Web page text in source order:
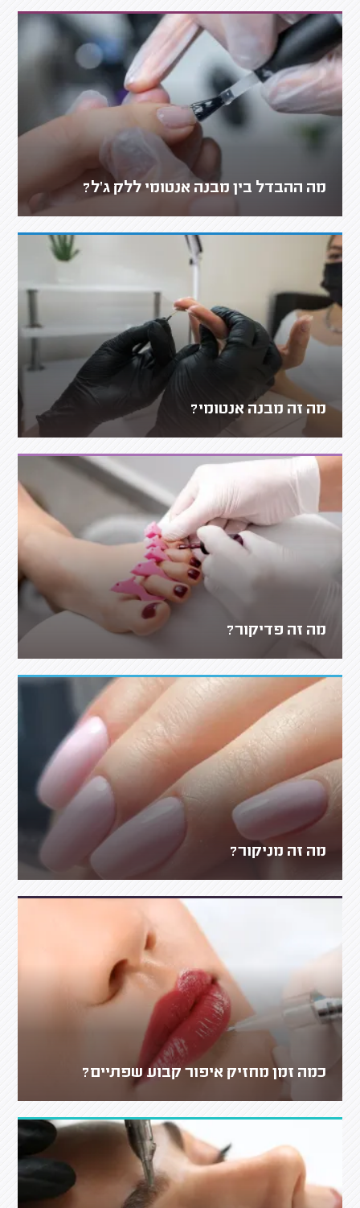
מה ההבדל בין מבנה אנטומי ללק ג'ל?
מה זה מבנה אנטומי?
מה זה פדיקור?
מה זה מניקור?
כמה זמן מחזיק איפור קבוע שפתיים?